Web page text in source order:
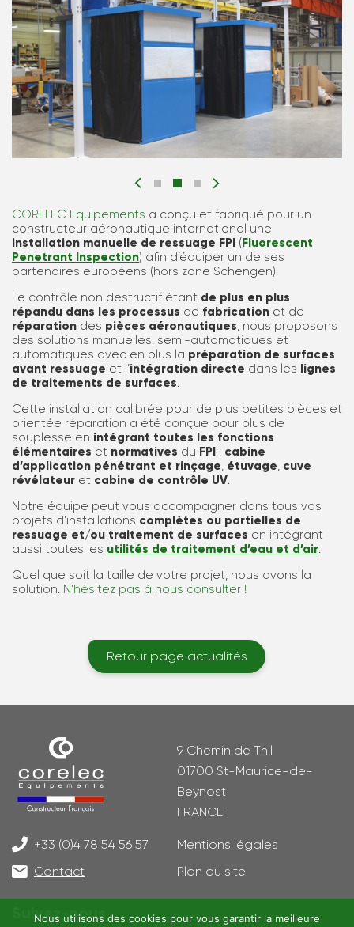
CORELEC Equipements a conçu et fabriqué pour un
constructeur aéronautique international une
installation manuelle de ressuage FPI (Fluorescent
Penetrant Inspection) afin d’équiper un de ses
partenaires européens (hors zone Schengen).
Le contrôle non destructif étant de plus en plus
répandu dans les processus de fabrication et de
réparation des pièces aéronautiques, nous proposons
des solutions manuelles, semi-automatiques et
automatiques avec en plus la préparation de surfaces
avant ressuage et l’intégration directe dans les lignes
de traitements de surfaces.
Cette installation calibrée pour de plus petites pièces et
orientée réparation a été conçue pour plus de
souplesse en intégrant toutes les fonctions
élémentaires et normatives du FPI : cabine
d’application pénétrant et rinçage, étuvage, cuve
révélateur et cabine de contrôle UV.
Notre équipe peut vous accompagner dans tous vos
projets d’installations complètes ou partielles de
ressuage et/ou traitement de surfaces en intégrant
aussi toutes les utilités de traitement d’eau et d’air.
Quel que soit la taille de votre projet, nous avons la
solution. N’hésitez pas à nous consulter !
Retour page actualités
9 Chemin de Thil
01700 St-Maurice-de-
Beynost
FRANCE
+33 (0)4 78 54 56 57
Contact
Mentions légales
Plan du site
Suivez-nous
Nous utilisons des cookies pour vous garantir la meilleure